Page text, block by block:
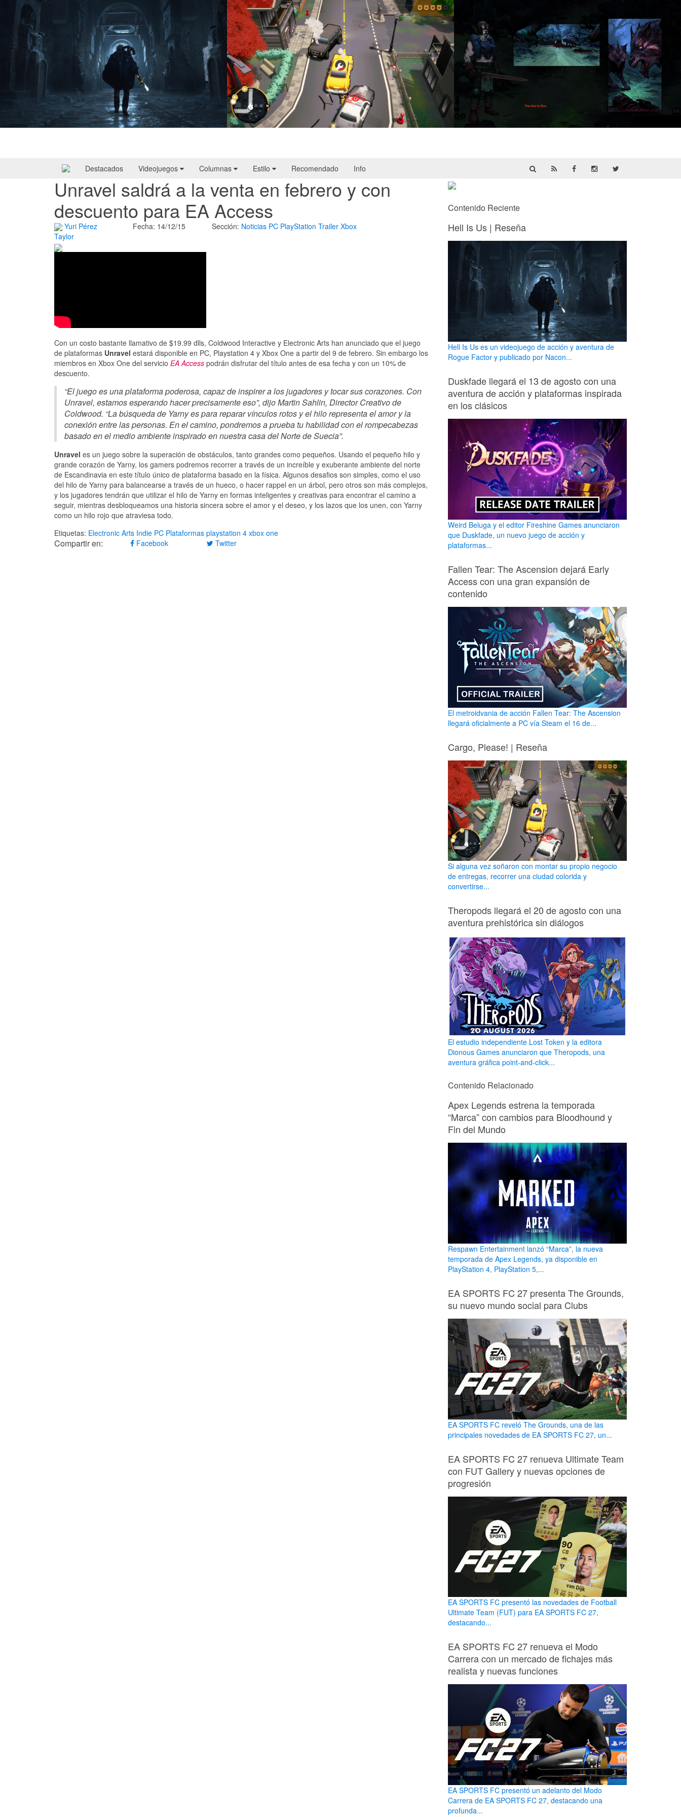
Destacados Videojuegos Columnas Estilo Recomendado Info
Unravel saldrá a la venta en febrero y con
descuento para EA Access
Yuri Pérez
Taylor
Fecha: 14/12/15 Sección: Noticias PC PlayStation Trailer Xbox
Con un costo bastante llamativo de $19.99 dlls, Coldwood Interactive y Electronic Arts han anunciado que el juego
de plataformas Unravel estará disponible en PC, Playstation 4 y Xbox One a partir del 9 de febrero. Sin embargo los
miembros en Xbox One del servicio EA Access podrán disfrutar del título antes de esa fecha y con un 10% de
descuento.
“El juego es una plataforma poderosa, capaz de inspirer a los jugadores y tocar sus corazones. Con
Unravel, estamos esperando hacer precisamente eso”, dijo Martin Sahlin, Director Creativo de
Coldwood. “La búsqueda de Yarny es para reparar vínculos rotos y el hilo representa el amor y la
conexión entre las personas. En el camino, pondremos a prueba tu habilidad con el rompecabezas
basado en el medio ambiente inspirado en nuestra casa del Norte de Suecia”.
Unravel es un juego sobre la superación de obstáculos, tanto grandes como pequeños. Usando el pequeño hilo y
grande corazón de Yarny, los gamers podremos recorrer a través de un increíble y exuberante ambiente del norte
de Escandinavia en este título único de plataforma basado en la física. Algunos desafios son simples, como el uso
del hilo de Yarny para balancearse a través de un hueco, o hacer rappel en un árbol, pero otros son más complejos,
y los jugadores tendrán que utilizar el hilo de Yarny en formas inteligentes y creativas para encontrar el camino a
seguir, mientras desbloqueamos una historia sincera sobre el amor y el deseo, y los lazos que los unen, con Yarny
como un hilo rojo que atraviesa todo.
Etiquetas: Electronic Arts Indie PC Plataformas playstation 4 xbox one
Compartir en: Facebook Twitter
Contenido Reciente
Hell Is Us | Reseña
Hell Is Us es un videojuego de acción y aventura de
Rogue Factor y publicado por Nacon...
Duskfade llegará el 13 de agosto con una
aventura de acción y plataformas inspirada
en los clásicos
Weird Beluga y el editor Fireshine Games anunciaron
que Duskfade, un nuevo juego de acción y
plataformas...
Fallen Tear: The Ascension dejará Early
Access con una gran expansión de
contenido
El metroidvania de acción Fallen Tear: The Ascension
llegará oficialmente a PC vía Steam el 16 de...
Cargo, Please! | Reseña
Si alguna vez soñaron con montar su propio negocio
de entregas, recorrer una ciudad colorida y
convertirse...
Theropods llegará el 20 de agosto con una
aventura prehistórica sin diálogos
El estudio independiente Lost Token y la editora
Dionous Games anunciaron que Theropods, una
aventura gráfica point-and-click...
Contenido Relacionado
Apex Legends estrena la temporada
“Marca” con cambios para Bloodhound y
Fin del Mundo
Respawn Entertainment lanzó “Marca”, la nueva
temporada de Apex Legends, ya disponible en
PlayStation 4, PlayStation 5,...
EA SPORTS FC 27 presenta The Grounds,
su nuevo mundo social para Clubs
EA SPORTS FC reveló The Grounds, una de las
principales novedades de EA SPORTS FC 27, un...
EA SPORTS FC 27 renueva Ultimate Team
con FUT Gallery y nuevas opciones de
progresión
EA SPORTS FC presentó las novedades de Football
Ultimate Team (FUT) para EA SPORTS FC 27,
destacando...
EA SPORTS FC 27 renueva el Modo
Carrera con un mercado de fichajes más
realista y nuevas funciones
EA SPORTS FC presentó un adelanto del Modo
Carrera de EA SPORTS FC 27, destacando una
profunda...